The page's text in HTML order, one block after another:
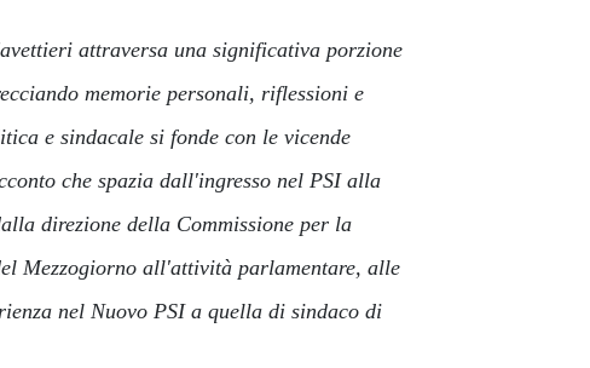
attraversa una significativa porzione
memorie personali, riflessioni e
e sindacale si fonde con le vicende
che spazia dall'ingresso nel PSI alla
direzione della Commissione per la
Mezzogiorno all'attività parlamentare, alle
nel Nuovo PSI a quella di sindaco di